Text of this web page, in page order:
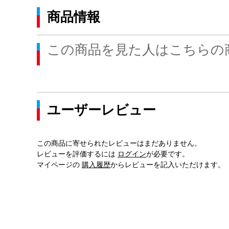
商品情報
この商品を見た人はこちら
ユーザーレビュー
この商品に寄せられたレビューはまだありません。
レビューを評価するには ログインが必要です。
マイページの 購入履歴からレビューを記入いただけます。